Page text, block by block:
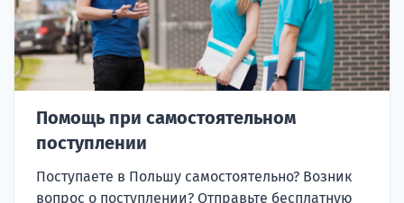
Помощь при самостоятельном
поступлении
Поступаете в Польшу самостоятельно? Возник
вопрос о поступлении? Отправьте бесплатную